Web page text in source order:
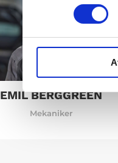
EMIL BERGGREEN
Mekaniker